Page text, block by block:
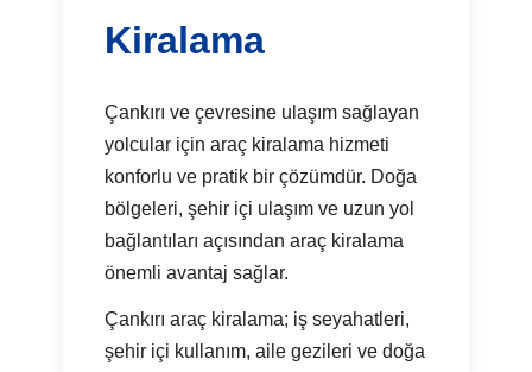
Kiralama
Çankırı ve çevresine ulaşım sağlayan
yolcular için araç kiralama hizmeti
konforlu ve pratik bir çözümdür. Doğa
bölgeleri, şehir içi ulaşım ve uzun yol
bağlantıları açısından araç kiralama
önemli avantaj sağlar.
Çankırı araç kiralama; iş seyahatleri,
şehir içi kullanım, aile gezileri ve doğa